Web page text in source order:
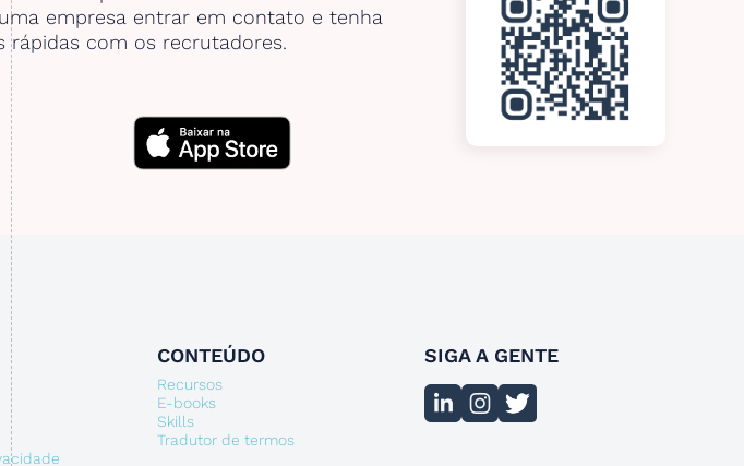
empresa entrar em contato e tenha
rápidas com os recrutadores.
CONTEÚDO
Recursos
E-books
Skills
Tradutor de termos
SIGA A GENTE